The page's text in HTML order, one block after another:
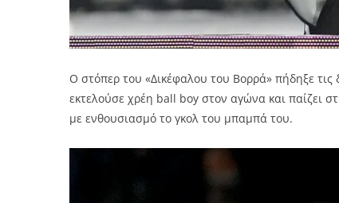
Ο στόπερ του «Δικέφαλου του Βορρά» πήδηξε τις
εκτελούσε χρέη ball boy στον αγώνα και παίζει
με ενθουσιασμό το γκολ του μπαμπά του.